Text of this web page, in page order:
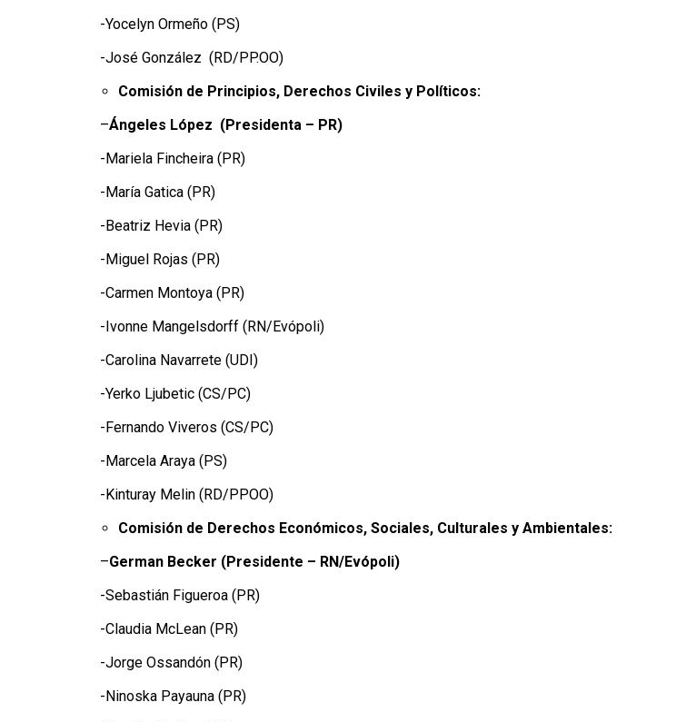
-Yocelyn Ormeño (PS)
-José González (RD/PP.OO)
Comisión de Principios, Derechos Civiles y Políticos:
–Ángeles López (Presidenta – PR)
-Mariela Fincheira (PR)
-María Gatica (PR)
-Beatriz Hevia (PR)
-Miguel Rojas (PR)
-Carmen Montoya (PR)
-Ivonne Mangelsdorff (RN/Evópoli)
-Carolina Navarrete (UDI)
-Yerko Ljubetic (CS/PC)
-Fernando Viveros (CS/PC)
-Marcela Araya (PS)
-Kinturay Melin (RD/PPOO)
Comisión de Derechos Económicos, Sociales, Culturales y Ambientales:
–German Becker (Presidente – RN/Evópoli)
-Sebastián Figueroa (PR)
-Claudia McLean (PR)
-Jorge Ossandón (PR)
-Ninoska Payauna (PR)